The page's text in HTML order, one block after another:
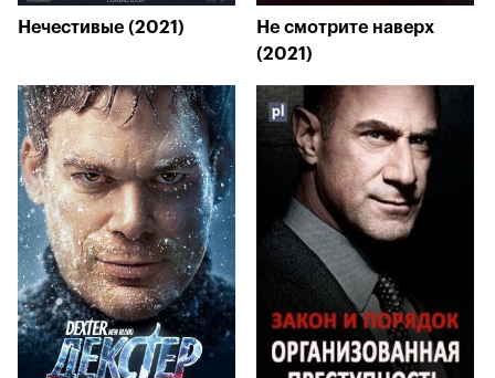
Нечестивые (2021)
Не смотрите наверх
(2021)